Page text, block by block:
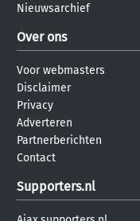
Nieuwsarchief
Over ons
Voor webmasters
Disclaimer
Privacy
Adverteren
Partnerberichten
Contact
Supporters.nl